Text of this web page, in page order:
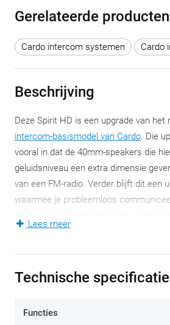
Gerelateerde producten
Cardo intercom systemen Cardo
Beschrijving
Deze Spirit HD is een upgrade van
intercom-basismodel van Cardo. Die
vooral in dat de 40mm-speakers die
geluidsniveau een extra dimensie
van een FM-radio. Verder blijft dit een
waarmee je probleemloos
afstand tussen jullie beiden 600 meter
telefoongesprek vormen geen enkel
Lees meer
Technische
Functies